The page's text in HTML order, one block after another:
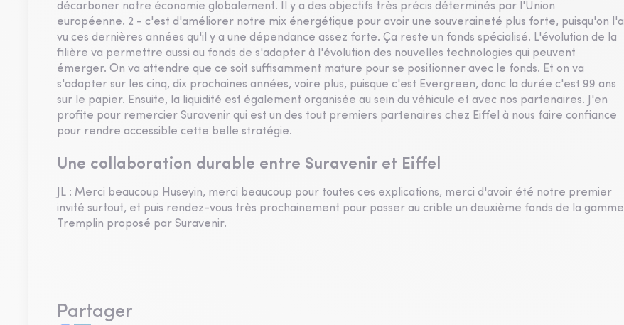
décarboner notre économie globalement. Il y a des objectifs très précis déterminés par l'Union
européenne. 2 - c'est d'améliorer notre mix énergétique pour avoir une souveraineté plus forte, puisqu'on l'a
vu ces dernières années qu'il y a une dépendance assez forte. Ça reste un fonds spécialisé. L'évolution de la
filière va permettre aussi au fonds de s'adapter à l'évolution des nouvelles technologies qui peuvent
émerger. On va attendre que ce soit suffisamment mature pour se positionner avec le fonds. Et on va
s'adapter sur les cinq, dix prochaines années, voire plus, puisque c'est Evergreen, donc la durée c'est 99 ans
sur le papier. Ensuite, la liquidité est également organisée au sein du véhicule et avec nos partenaires. J'en
profite pour remercier Suravenir qui est un des tout premiers partenaires chez Eiffel à nous faire confiance
pour rendre accessible cette belle stratégie.
Une collaboration durable entre Suravenir et Eiffel
JL : Merci beaucoup Huseyin, merci beaucoup pour toutes ces explications, merci d'avoir été notre premier
invité surtout, et puis rendez-vous très prochainement pour passer au crible un deuxième fonds de la gamme
Tremplin proposé par Suravenir.
Partager